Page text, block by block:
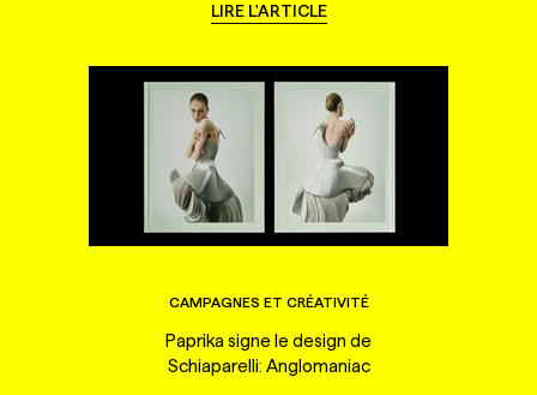
LIRE L'ARTICLE
CAMPAGNES ET CRÉATIVITÉ
Paprika signe le design de
Schiaparelli: Anglomaniac